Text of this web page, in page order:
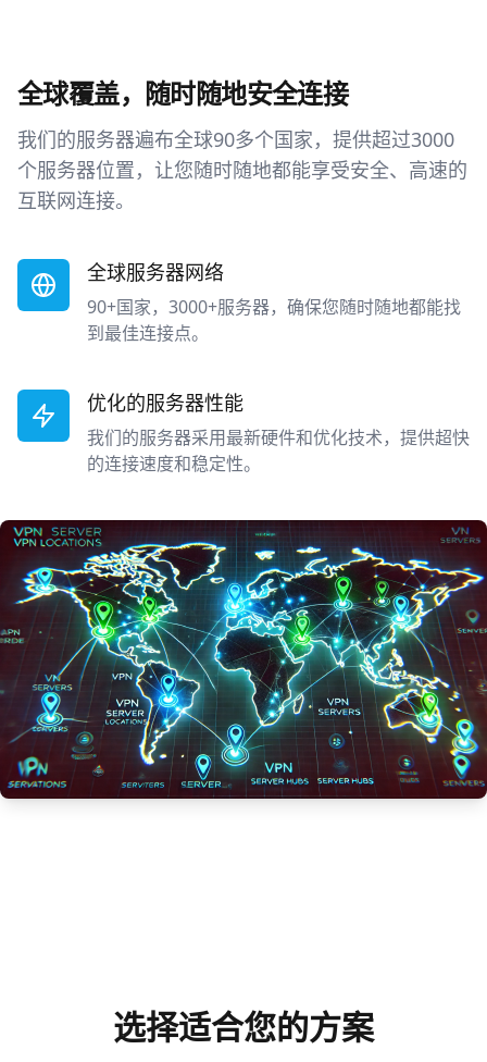
全球覆盖，随时随地安全连接
我们的服务器遍布全球90多个国家，提供超过3000
个服务器位置，让您随时随地都能享受安全、高速的
互联网连接。
全球服务器网络
90+国家，3000+服务器，确保您随时随地都能找
到最佳连接点。
优化的服务器性能
我们的服务器采用最新硬件和优化技术，提供超快
的连接速度和稳定性。
选择适合您的方案